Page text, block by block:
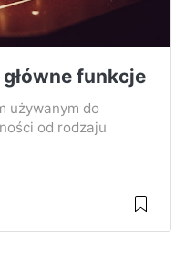
funkcje
używanym do
od rodzaju